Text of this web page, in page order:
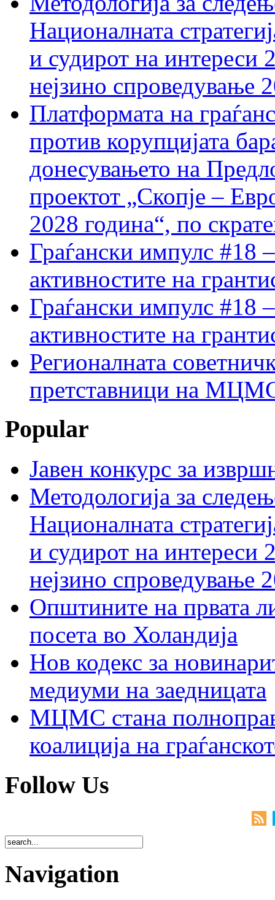
Националната
и судирот на интереси
нејзино спроведување
Платформата на
против корупцијата
донесувањето на
проектот „Скопје –
2028 година“, по
Граѓански импулс #18
активностите на
Граѓански импулс #18
активностите на
Регионалната
претставници на МЦМС
Popular
Јавен конкурс за
Методологија за
Националната
и судирот на интереси
нејзино спроведување
Општините на првата
посета во Холандија
Нов кодекс за
медиуми на заедницата
МЦМС стана
коалиција на
Follow Us
Navigation